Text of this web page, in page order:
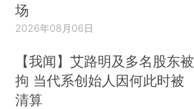
场
2026年08月06日
【我闻】艾路明及多名股东被
拘 当代系创始人因何此时被
清算